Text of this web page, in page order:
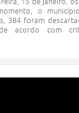
o
384 foram
acordo com